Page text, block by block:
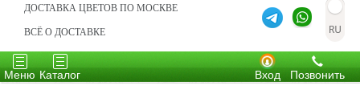
ДОСТАВКА ЦВЕТОВ ПО МОСКВЕ
ВСЁ О ДОСТАВКЕ
Toggle
navigation
Меню
Toggle
navigation
Каталог Позвонить
Вход